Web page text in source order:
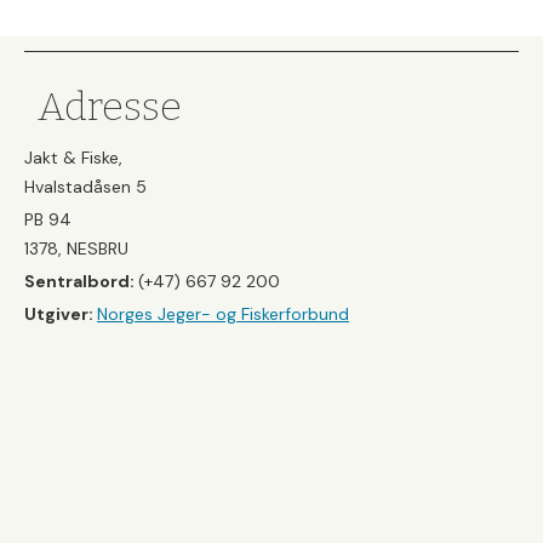
Adresse
Jakt & Fiske,
Hvalstadåsen 5
PB 94
1378, NESBRU
Sentralbord: (+47) 667 92 200
Utgiver: Norges Jeger- og Fiskerforbund